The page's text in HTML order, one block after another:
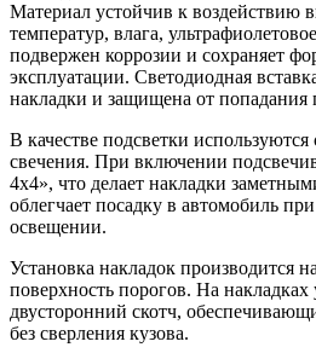
Материал устойчив к воздействию
температур, влага,
подвержен коррозии и сохраняет
эксплуатации. Светодиодная
накладки и защищена от попадания
В качестве подсветки
свечения. При включении
4x4», что делает накладки
облегчает посадку в автомобиль
освещении.
Установка накладок производится
поверхность порогов. На
двусторонний скотч,
без сверления кузова.